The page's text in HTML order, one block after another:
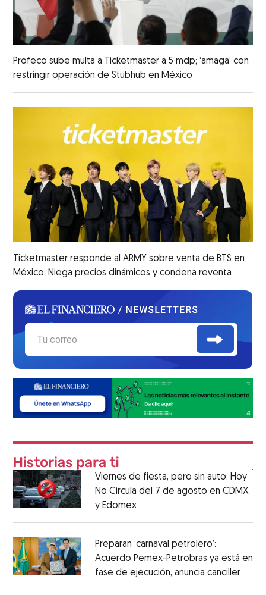
Profeco sube multa a Ticketmaster a 5 mdp; ‘amaga’ con
restringir operación de Stubhub en México
Ticketmaster responde al ARMY sobre venta de BTS en
México: Niega precios dinámicos y condena reventa
Viernes de fiesta, pero sin auto: Hoy
No Circula del 7 de agosto en CDMX
y Edomex
Preparan ‘carnaval petrolero’:
Acuerdo Pemex-Petrobras ya está en
fase de ejecución, anuncia canciller